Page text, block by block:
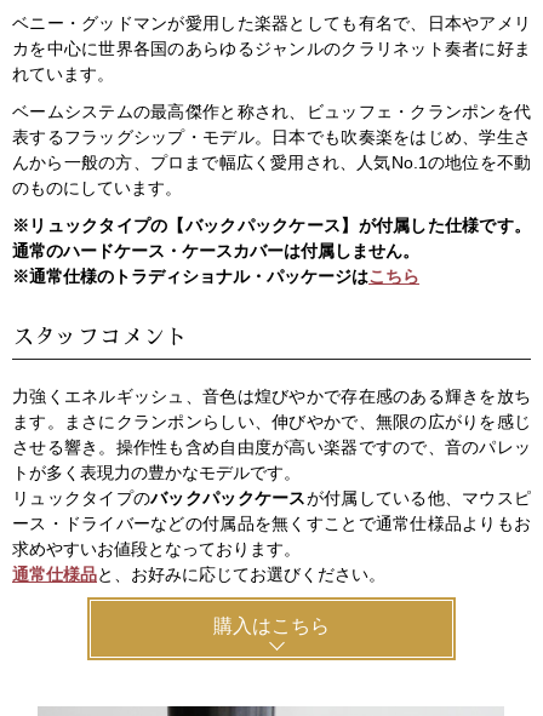
ベニー・グッドマンが愛用した楽器としても有名で、日本やアメリ
カを中心に世界各国のあらゆるジャンルのクラリネット奏者に好ま
れています。
ベームシステムの最高傑作と称され、ビュッフェ・クランポンを代
表するフラッグシップ・モデル。日本でも吹奏楽をはじめ、学生さ
んから一般の方、プロまで幅広く愛用され、人気No.1の地位を不動
のものにしています。
※リュックタイプの【バックパックケース】が付属した仕様です。
通常のハードケース・ケースカバーは付属しません。
※通常仕様のトラディショナル・パッケージはこちら
スタッフコメント
力強くエネルギッシュ、音色は煌びやかで存在感のある輝きを放ち
ます。まさにクランポンらしい、伸びやかで、無限の広がりを感じ
させる響き。操作性も含め自由度が高い楽器ですので、音のパレッ
トが多く表現力の豊かなモデルです。
リュックタイプのバックパックケースが付属している他、マウスピ
ース・ドライバーなどの付属品を無くすことで通常仕様品よりもお
求めやすいお値段となっております。
通常仕様品と、お好みに応じてお選びください。
購入はこちら